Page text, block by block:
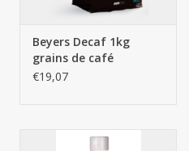
Beyers Decaf 1kg
grains de café
€19,07